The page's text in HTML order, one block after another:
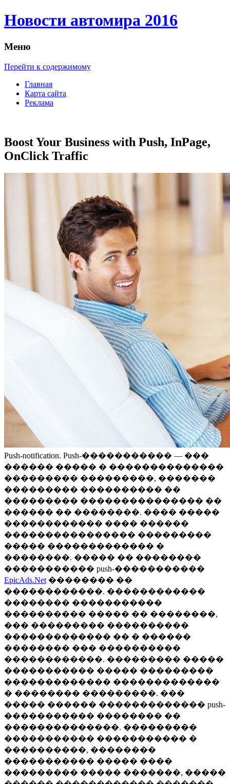
Новости автомира 2016
Меню
Перейти к содержимому
Главная
Карта сайта
Реклама
Boost Your Business with Push, InPage,
OnClick Traffic
Push-notification. Push-����������� — ���
������ ����� � ��������������
��������� ���������, �������
��������� ���������� ��
��������� ��������������� ��
������ �� ��������. ���� �����
������������ ���� ������
���������������� ���������
����� ������������� �
��������. ����� �� ��������
����������� push-�����������
EpicAds.Net�������� ��
������������. ������������
�������� �����������
���������� ����� �� ��������,
��� ��������� ����������
������������� �� � ������
�������� ��� ����������
������������. ��������� �����
����������� ����� ���������
������������� �������������
� �������� ���������. ���
����� ������ ������������� push-
����������� �������� ��
��������������. ���������
����������� ����������� �
����������, ��������
����������� ����� ����
��������� ����� �������, �����